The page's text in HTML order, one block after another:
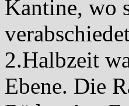
Kantine, wo
2.Halbzeit
Ebene. Die